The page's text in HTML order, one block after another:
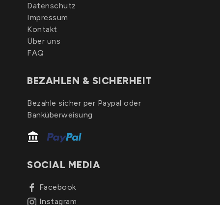
Datenschutz
Impressum
Kontakt
Über uns
FAQ
BEZAHLEN & SICHERHEIT
Bezahle sicher per Paypal oder
Banküberweisung
SOCIAL MEDIA
Facebook
Instagram